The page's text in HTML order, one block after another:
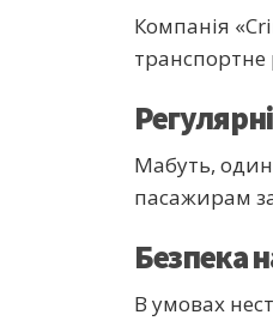
Компанія
транспортне
Мабуть, один
пасажирам
Безпека
В умовах